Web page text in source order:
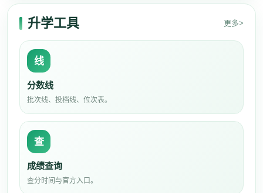
升学工具 更多>
线
分数线
批次线、投档线、位次表。
查
成绩查询
查分时间与官方入口。